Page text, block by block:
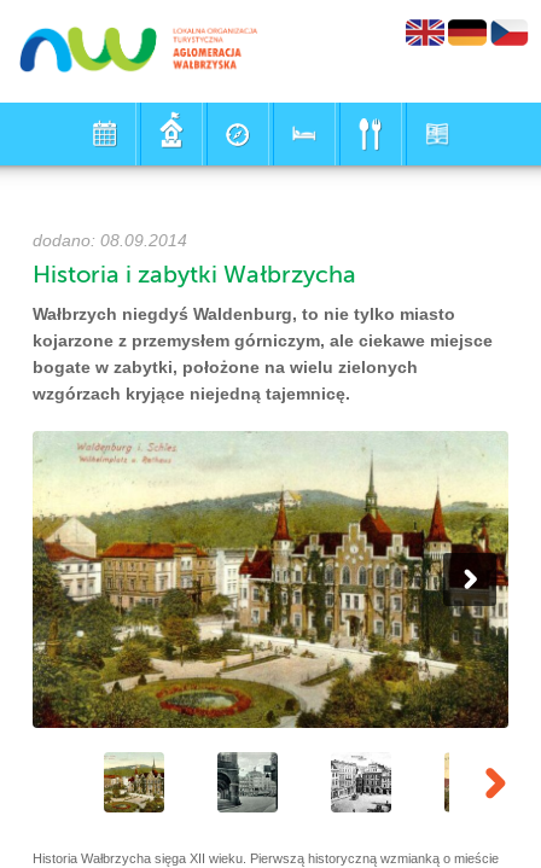
dodano: 08.09.2014
Historia i zabytki Wałbrzycha
Wałbrzych niegdyś Waldenburg, to nie tylko miasto
kojarzone z przemysłem górniczym, ale ciekawe miejsce
bogate w zabytki, położone na wielu zielonych
wzgórzach kryjące niejedną tajemnicę.
Historia Wałbrzycha sięga XII wieku. Pierwszą historyczną wzmianką o mieście